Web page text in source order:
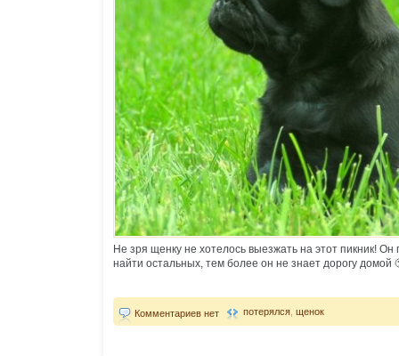
Не зря щенку не хотелось выезжать на этот пикник!
найти остальных, тем более он не знает дорогу домой
Комментариев нет потерялся щенок